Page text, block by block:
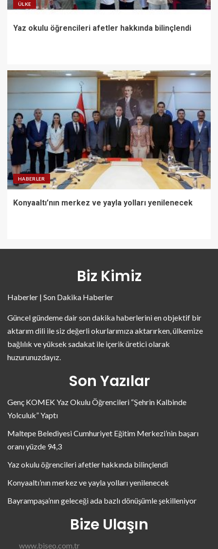
ÜLKE
Yaz okulu öğrencileri afetler hakkında bilinçlendi
HABERLER
Konyaaltı’nın merkez ve yayla yolları yenilenecek
Biz Kimiz
Haberler | Son Dakika Haberler
Güncel gündeme dair son dakika haberlerini en objektif bir
aktarım dili ile siz değerli okurlarımıza aktarırken, ülkemize
bağlılık ve yüksek sadakat ile içerik üretici olarak
huzurunuzdayız.
Son Yazılar
Genç KOMEK Yaz Okulu Öğrencileri “Şehrin Kalbinde
Yolculuk” Yaptı
Maltepe Belediyesi Cumhuriyet Eğitim Merkezi’nin başarı
oranı yüzde 94,3
Yaz okulu öğrencileri afetler hakkında bilinçlendi
Konyaaltı’nın merkez ve yayla yolları yenilenecek
Bayrampaşa’nın geleceği ada bazlı dönüşümle şekilleniyor
Bize Ulaşın
www.biseo.com.tr